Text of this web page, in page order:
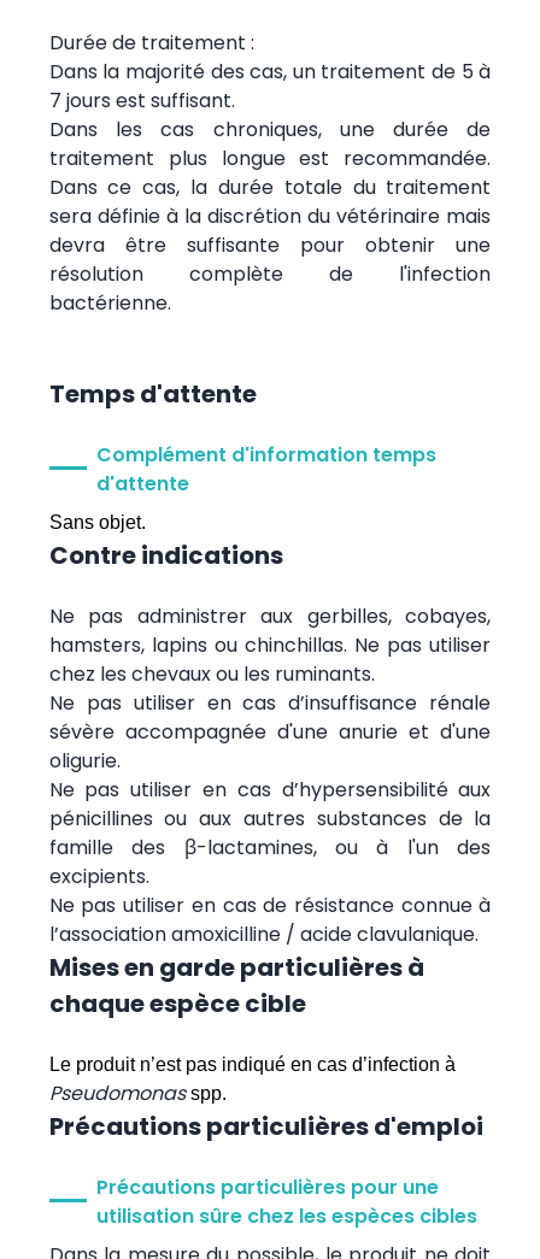
Durée de traitement :
Dans la majorité des cas, un traitement de 5 à
7 jours est suffisant.
Dans les cas chroniques, une durée de
traitement plus longue est recommandée.
Dans ce cas, la durée totale du traitement
sera définie à la discrétion du vétérinaire mais
devra être suffisante pour obtenir une
résolution complète de l'infection
bactérienne.
Temps d'attente
Complément d'information temps
d'attente
Sans objet.
Contre indications
Ne pas administrer aux gerbilles, cobayes,
hamsters, lapins ou chinchillas. Ne pas utiliser
chez les chevaux ou les ruminants.
Ne pas utiliser en cas d’insuffisance rénale
sévère accompagnée d'une anurie et d'une
oligurie.
Ne pas utiliser en cas d’hypersensibilité aux
pénicillines ou aux autres substances de la
famille des β-lactamines, ou à l'un des
excipients.
Ne pas utiliser en cas de résistance connue à
l’association amoxicilline / acide clavulanique.
Mises en garde particulières à
chaque espèce cible
Le produit n’est pas indiqué en cas d’infection à
Pseudomonasspp.
Précautions particulières d'emploi
Précautions particulières pour une
utilisation sûre chez les espèces cibles